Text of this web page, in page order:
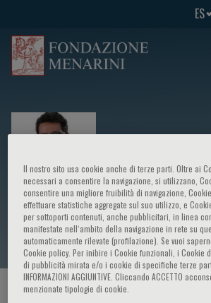
ES
Marco Antonio Navaez
HOME PAGE / CURSOS Y EVENTOS
Il nostro sito usa cookie anche di terze parti. Oltre ai
necessari a consentire la navigazione, si utilizzano,
consentire una migliore fruibilità di navigazione,
effettuare statistiche aggregate sul suo utilizzo, e
per sottoporti contenuti, anche pubblicitari, in linea
manifestate nell‘ambito della navigazione in rete su
automaticamente rilevate (profilazione). Se vuoi
Cookie policy. Per inibire i Cookie funzionali, i Cookie
di pubblicità mirata e/o i cookie di specifiche terze
INFORMAZIONI AGGIUNTIVE. Cliccando ACCETTO
menzionate tipologie di cookie.